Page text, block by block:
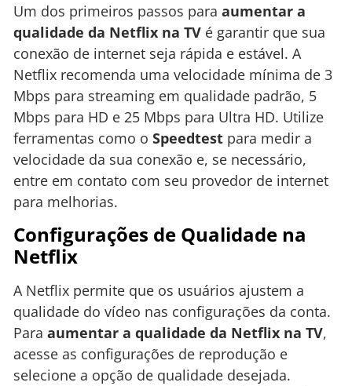
Um dos primeiros passos para aumentar a
qualidade da Netflix na TV é garantir que sua
conexão de internet seja rápida e estável. A
Netflix recomenda uma velocidade mínima de 3
Mbps para streaming em qualidade padrão, 5
Mbps para HD e 25 Mbps para Ultra HD. Utilize
ferramentas como o Speedtest para medir a
velocidade da sua conexão e, se necessário,
entre em contato com seu provedor de internet
para melhorias.
Configurações de Qualidade na
Netflix
A Netflix permite que os usuários ajustem a
qualidade do vídeo nas configurações da conta.
Para aumentar a qualidade da Netflix na TV,
acesse as configurações de reprodução e
selecione a opção de qualidade desejada.